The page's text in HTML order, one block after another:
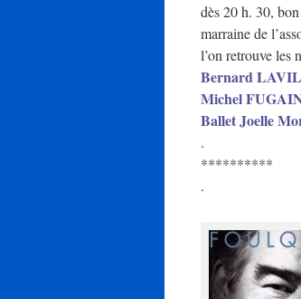
dès 20 h. 30,
marraine de
l’on retrouve les
Bernard
Michel
Ballet Joelle
.
**********
.